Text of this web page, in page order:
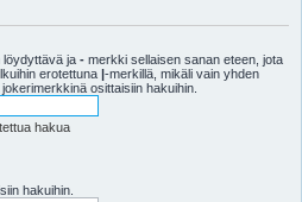
löydyttävä ja - merkki sellaisen sanan eteen, jota
erotettuna |-merkillä, mikäli vain yhden
osittaisiin hakuihin.
hakua
hakuihin.